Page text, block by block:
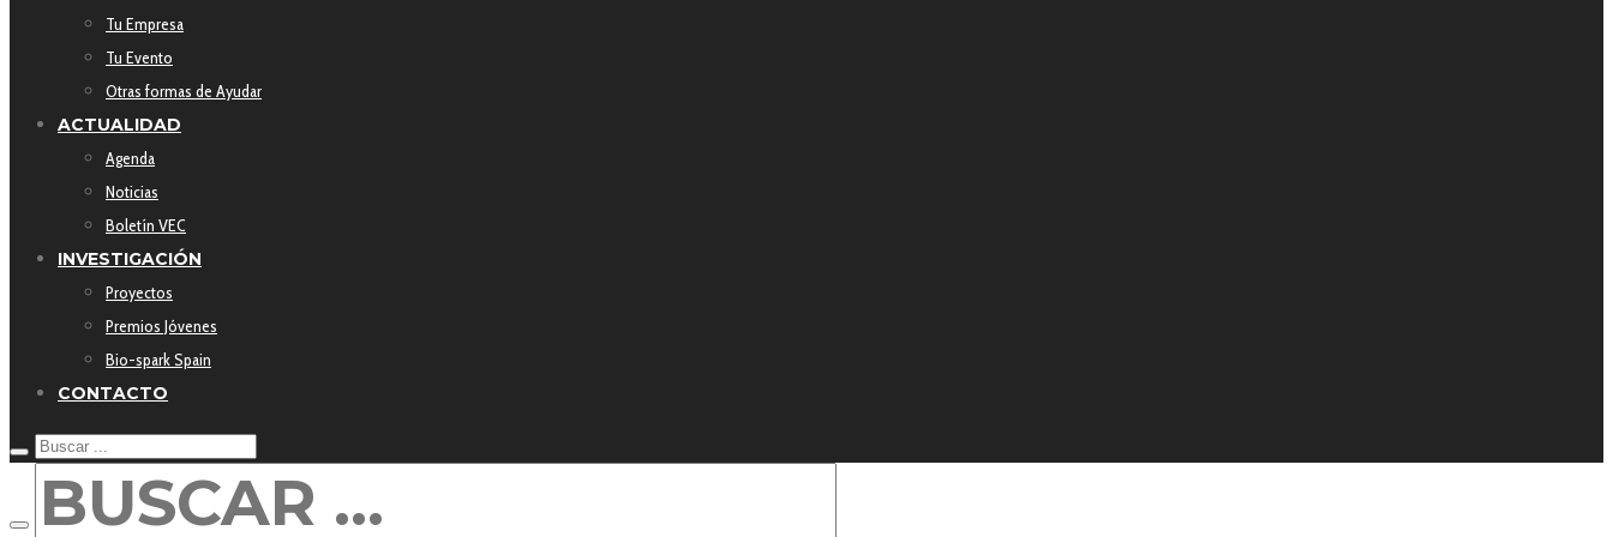
Tu Empresa
Tu Evento
Otras formas de Ayudar
ACTUALIDAD
Agenda
Noticias
Boletín VEC
INVESTIGACIÓN
Proyectos
Premios Jóvenes
Bio-spark Spain
CONTACTO